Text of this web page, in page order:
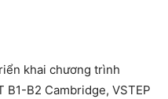
khai chương trình
B1-B2 Cambridge, VSTEP